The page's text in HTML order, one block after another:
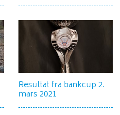
Resultat fra bankcup 2.
mars 2021